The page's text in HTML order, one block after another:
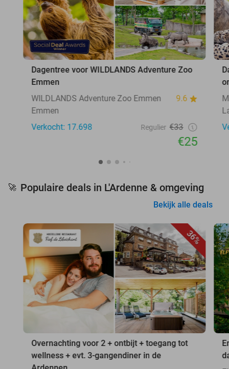
Dagentree voor WILDLANDS Adventure Zoo
Emmen
WILDLANDS Adventure Zoo Emmen
9.6
Emmen
Verkocht: 17.698
Regulier €33
€25
🚀 Populaire deals in L'Ardenne & omgeving
Bekijk alle deals
36%
Overnachting voor 2 + ontbijt + toegang tot
wellness + evt. 3-gangendiner in de